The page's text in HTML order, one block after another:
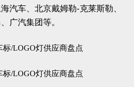
汽车、北京戴姆勒-克莱斯勒、
广汽集团等。